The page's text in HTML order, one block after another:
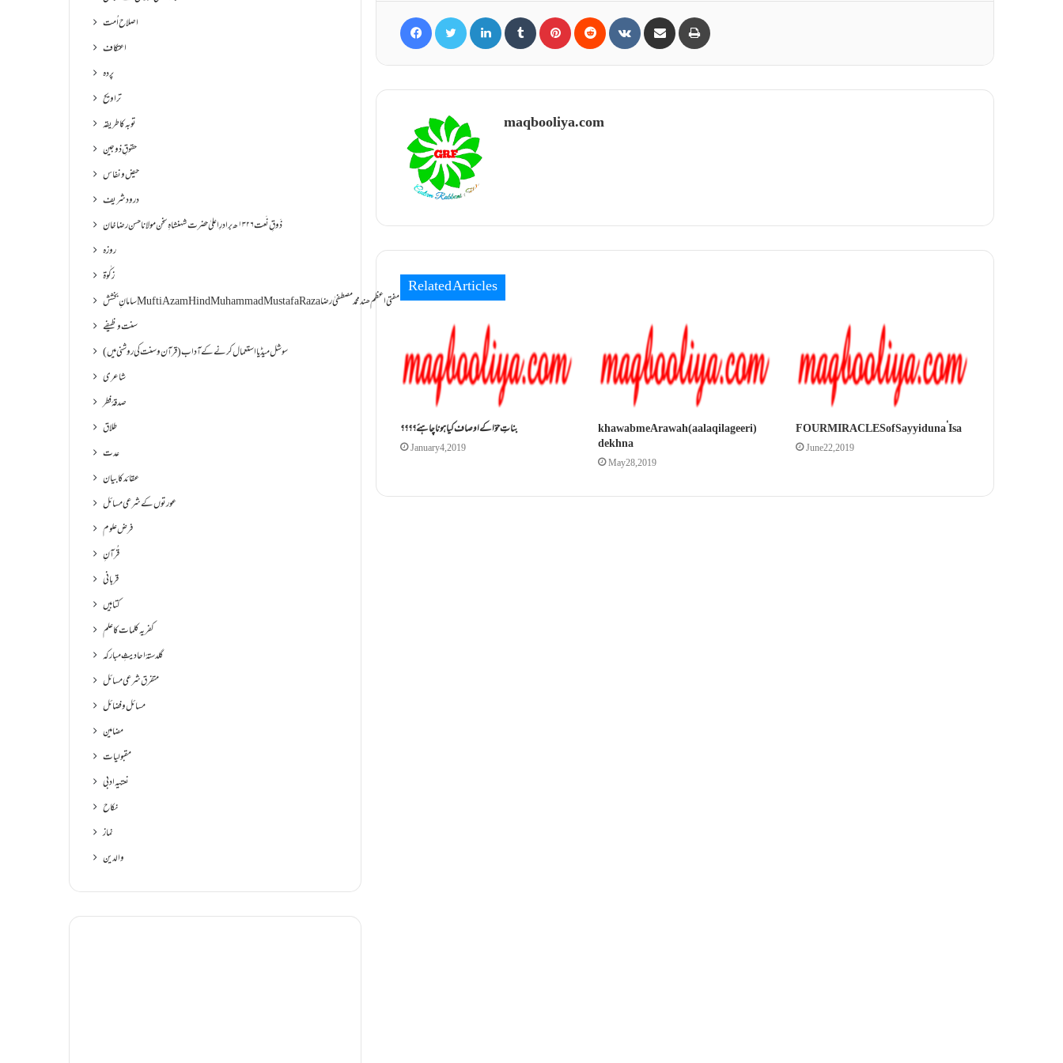
maqbooliya.com
Related Articles
January 4, 2019
khawab me Arawah (aala qila geeri)
dekhna
May 28, 2019
FOUR MIRACLES of Sayyiduna ‘Isa
June 22, 2019
اصلاح اُمت
اعتکاف
پردہ
تراویح
توبہ کا طریقہ
حقوقِ ذوجین
حیض و نفاس
درود شریف
ذَوقِ نَعت ۱۳۲۶ھ برادرِ اعلیٰ حضرت شہنشاہِ سخن مولانا حسن رضا خان
روزہ
زکٰوۃ
سامانِ بخشش Mufti Azam Hind Muhammad Mustafa Raza مفتی اعظم ھند محمد مصطفیٰ رضا
سنت وظیفے
سوشل میڈیا استعمال کرنے کے آداب (قرآن و سنت کی روشنی میں)
شاعری
صدقۂ فطر
طلاق
عدت
عقائد کا بیان
عورتوں کے شرعی مسائل
فرض علوم
قُرآنِ
قربانی
کتابیں
کفریہ کلمات کا علم
گلدستۂ احادیثِ مبارکہ
متفرق شرعی مسائل
مسائل و فضائل
مضامین
مقبولیات
نعتیہ ادبی
نکاح
نماز
والدین